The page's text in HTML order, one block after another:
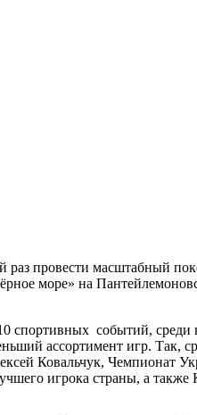
раз провести масштабный
море» на
спортивных событий,
ассортимент игр. Так,
Ковальчук, Чемпионат
игрока страны, а